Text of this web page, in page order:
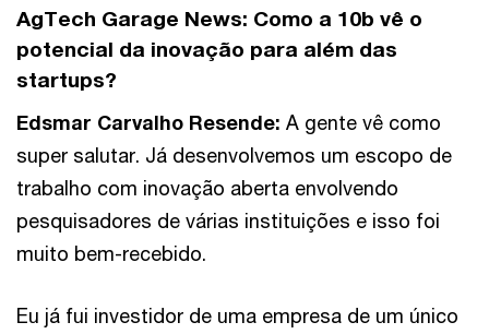
AgTech Garage News: Como a 10b vê o
potencial da inovação para além das
startups?
Edsmar Carvalho Resende: A gente vê como
super salutar. Já desenvolvemos um escopo de
trabalho com inovação aberta envolvendo
pesquisadores de várias instituições e isso foi
muito bem-recebido.
Eu já fui investidor de uma empresa de um único